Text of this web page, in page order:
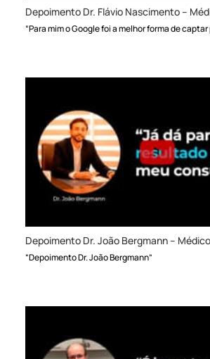
Depoimento Dr. Flávio Nascimento –
“Para mim o Google foi a melhor forma de
Depoimento Dr. João Bergmann –
“Depoimento Dr. João Bergmann”